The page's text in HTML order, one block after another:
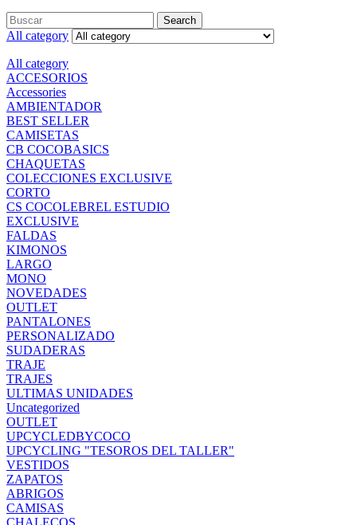
Search
All category
All category
ACCESORIOS
Accessories
AMBIENTADOR
BEST SELLER
CAMISETAS
CB COCOBASICS
CHAQUETAS
COLECCIONES EXCLUSIVE
CORTO
CS COCOLEBREL ESTUDIO
EXCLUSIVE
FALDAS
KIMONOS
LARGO
MONO
NOVEDADES
OUTLET
PANTALONES
PERSONALIZADO
SUDADERAS
TRAJE
TRAJES
ULTIMAS UNIDADES
Uncategorized
OUTLET
UPCYCLEDBYCOCO
UPCYCLING "TESOROS DEL TALLER"
VESTIDOS
ZAPATOS
ABRIGOS
CAMISAS